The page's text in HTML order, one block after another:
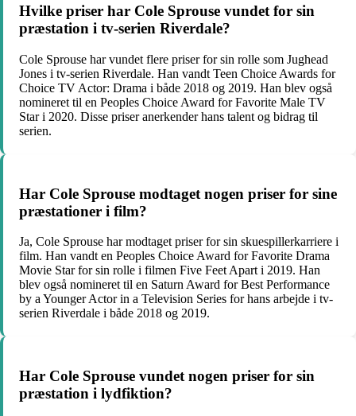
Hvilke priser har Cole Sprouse vundet for sin
præstation i tv-serien Riverdale?
Cole Sprouse har vundet flere priser for sin rolle som Jughead
Jones i tv-serien Riverdale. Han vandt Teen Choice Awards for
Choice TV Actor: Drama i både 2018 og 2019. Han blev også
nomineret til en Peoples Choice Award for Favorite Male TV
Star i 2020. Disse priser anerkender hans talent og bidrag til
serien.
Har Cole Sprouse modtaget nogen priser for sine
præstationer i film?
Ja, Cole Sprouse har modtaget priser for sin skuespillerkarriere i
film. Han vandt en Peoples Choice Award for Favorite Drama
Movie Star for sin rolle i filmen Five Feet Apart i 2019. Han
blev også nomineret til en Saturn Award for Best Performance
by a Younger Actor in a Television Series for hans arbejde i tv-
serien Riverdale i både 2018 og 2019.
Har Cole Sprouse vundet nogen priser for sin
præstation i lydfiktion?